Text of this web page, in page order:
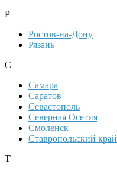
Р
Ростов-на-Дону
Рязань
С
Самара
Саратов
Севастополь
Северная Осетия
Смоленск
Ставропольский край
Т